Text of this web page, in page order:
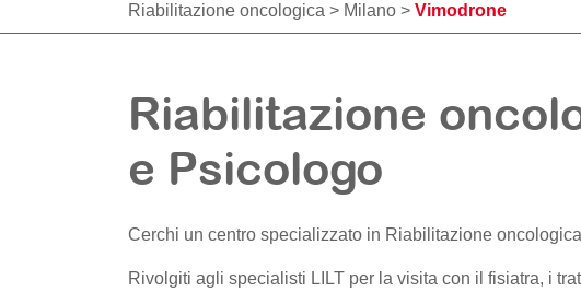
Riabilitazione oncologica > Milano > Vimodrone
Riabilitazione
e Psicologo
Cerchi un centro specializzato in Riabilitazione
Rivolgiti agli specialisti LILT per la visita con il fisiatra, i